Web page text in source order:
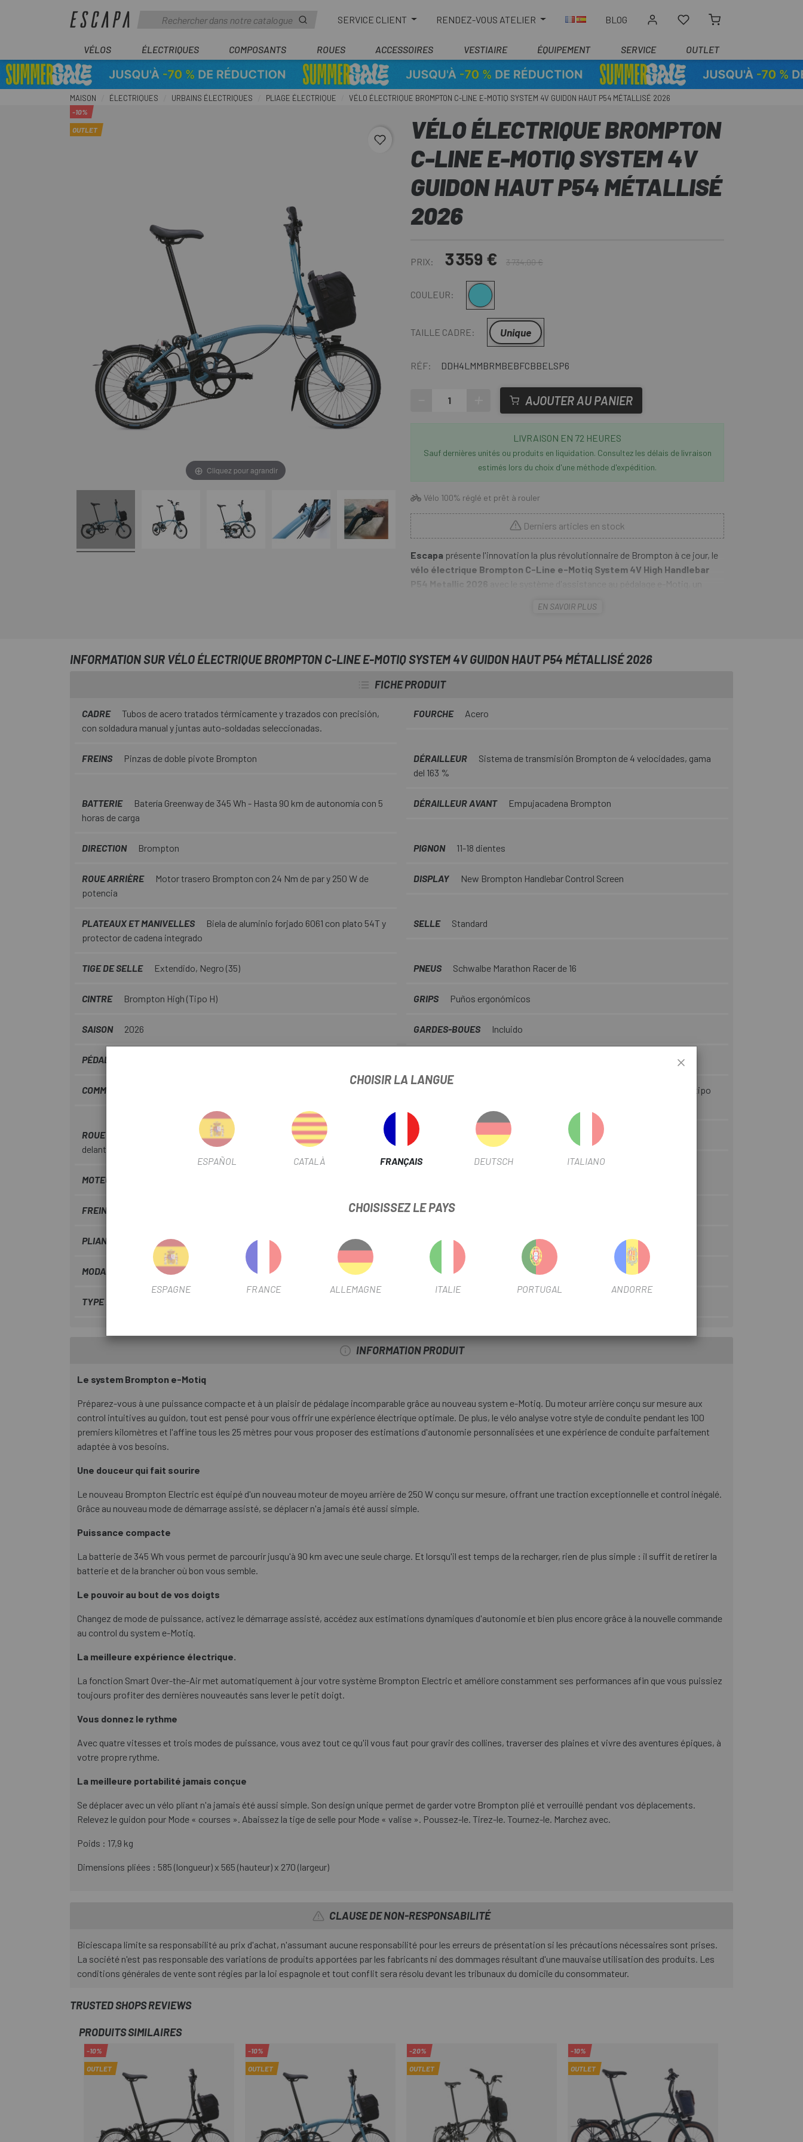
SERVICE CLIENT RENDEZ-VOUS ATELIER BLOG
VÉLOS ÉLECTRIQUES COMPOSANTS ROUES ACCESSOIRES VESTIAIRE ÉQUIPEMENT SERVICE OUTLET
MAISON ÉLECTRIQUES URBAINS ÉLECTRIQUES PLIAGE ÉLECTRIQUE VÉLO ÉLECTRIQUE BROMPTON C-LINE E-MOTIQ SYSTEM 4V GUIDON HAUT P54 MÉTALLISÉ 2026
favorite_border
-10%
OUTLET
Cliquez pour agrandir
VÉLO ÉLECTRIQUE BROMPTON
C-LINE E-MOTIQ SYSTEM 4V
GUIDON HAUT P54 MÉTALLISÉ
2026
PRIX: 3 359 € 3 734,00 €
COULEUR:
Cloud Metallic - Cloud Metallic
TAILLE CADRE: Unique
RÉF: DDH4LMMBRMBEBFCBBELSP6
AJOUTER AU PANIER
LIVRAISON EN 72 HEURES
Sauf dernières unités ou produits en liquidation. Consultez les délais de livraison
estimés lors du choix d'une méthode d'expédition.
Vélo 100% réglé et prêt à rouler
Derniers articles en stock
Escapa présente l'innovation la plus révolutionnaire de Brompton à ce jour, le
vélo électrique Brompton C-Line e-Motiq System 4V High Handlebar
P54 Metallic 2026
avec le système d'assistance au pédalage e-Motiq, un
traction exceptionnelle et control inégalé.
portabilité inégalée, une qualité artisanale exceptionnelle et un confort de
conduite incomparable. Grâce au nouveau system e-Motiq, sillonnez la ville et
ses environs en toute simplicité. Plus qu'un simple vélo, c'est votre
EN SAVOIR PLUS
INFORMATION SUR VÉLO ÉLECTRIQUE BROMPTON C-LINE E-MOTIQ SYSTEM 4V GUIDON HAUT P54 MÉTALLISÉ 2026
FICHE PRODUIT
CADRE
Tubos de acero tratados térmicamente y trazados con precisión,
con soldadura manual y juntas auto-soldadas seleccionadas.
FOURCHE Acero
FREINS Pinzas de doble pivote Brompton DÉRAILLEUR
Sistema de transmisión Brompton de 4 velocidades, gama
del 163 %
BATTERIE
Batería Greenway de 345 Wh - Hasta 90 km de autonomía con 5
horas de carga
DÉRAILLEUR AVANT Empujacadena Brompton
DIRECTION Brompton PIGNON 11-18 dientes
ROUE ARRIÈRE
Motor trasero Brompton con 24 Nm de par y 250 W de
potencia
DISPLAY New Brompton Handlebar Control Screen​
PLATEAUX ET MANIVELLES
Biela de aluminio forjado 6061 con plato 54T y
protector de cadena integrado
SELLE Standard
TIGE DE SELLE Extendido, Negro (35) PNEUS Schwalbe Marathon Racer de 16
CINTRE Brompton High (Tipo H) GRIPS Puños ergonómicos
SAISON 2026 GARDES-BOUES Incluido
PÉDALIER
COMMANDES
Bloque adaptador de soporte delantero para todo tipo
ROUE AVANT
Llanta de doble pared, 20 radios acoplados a un buje
delantero Brompton
MATÉRIAU Acier
MOTEUR
FREIN DIAMÈTRE
PLIANT Nº PIÑONES
MODALITÉ URBAINE Marche OUTLET Si
TYPE DE TRANSMISSION
INFORMATION PRODUIT
Le system Brompton e-Motiq
Préparez-vous à une puissance compacte et à un plaisir de pédalage incomparable grâce au nouveau system e-Motiq. Du moteur arrière conçu sur mesure aux
control intuitives au guidon, tout est pensé pour vous offrir une expérience électrique optimale. De plus, le vélo analyse votre style de conduite pendant les 100
premiers kilomètres et l'affine tous les 25 mètres pour vous proposer des estimations d'autonomie personnalisées et une expérience de conduite parfaitement
adaptée à vos besoins.
Une douceur qui fait sourire
Le nouveau Brompton Electric est équipé d'un nouveau moteur de moyeu arrière de 250 W conçu sur mesure, offrant une traction exceptionnelle et control inégalé.
Grâce au nouveau mode de démarrage assisté, se déplacer n'a jamais été aussi simple.
Puissance compacte
La batterie de 345 Wh vous permet de parcourir jusqu'à 90 km avec une seule charge. Et lorsqu'il est temps de la recharger, rien de plus simple : il suffit de retirer la
batterie et de la brancher où bon vous semble.
Le pouvoir au bout de vos doigts
Changez de mode de puissance, activez le démarrage assisté, accédez aux estimations dynamiques d'autonomie et bien plus encore grâce à la nouvelle commande
au control du system e-Motiq.
La meilleure expérience électrique.
La fonction Smart Over-the-Air met automatiquement à jour votre système Brompton Electric et améliore constamment ses performances afin que vous puissiez
toujours profiter des dernières nouveautés sans lever le petit doigt.
Vous donnez le rythme
Avec quatre vitesses et trois modes de puissance, vous avez tout ce qu'il vous faut pour gravir des collines, traverser des plaines et vivre des aventures épiques, à
votre propre rythme.
La meilleure portabilité jamais conçue
Se déplacer avec un vélo pliant n'a jamais été aussi simple. Son design unique permet de garder votre Brompton plié et verrouillé pendant vos déplacements.
Relevez le guidon pour Mode « courses ». Abaissez la tige de selle pour Mode « valise ». Poussez-le. Tirez-le. Tournez-le. Marchez avec.
Poids : 17,9 kg
Dimensions pliées : 585 (longueur) x 565 (hauteur) x 270 (largeur)
CLAUSE DE NON-RESPONSABILITÉ
Biciescapa limite sa responsabilité au prix d'achat, n'assumant aucune responsabilité pour les erreurs de présentation si les précautions nécessaires sont prises.
La société n'est pas responsable des variations de produits apportées par les fabricants ni des dommages résultant d'une mauvaise utilisation des produits. Les
conditions générales de vente sont régies par la loi espagnole et tout conflit sera résolu devant les tribunaux du domicile du consommateur.
TRUSTED SHOPS REVIEWS
PRODUITS SIMILAIRES
-10%
OUTLET
-10%
OUTLET
-20%
OUTLET
-10%
OUTLET
CHOISIR LA LANGUE
ESPAÑOL CATALÀ FRANÇAIS DEUTSCH ITALIANO
CHOISISSEZ LE PAYS
ESPAGNE FRANCE ALLEMAGNE ITALIE PORTUGAL ANDORRE